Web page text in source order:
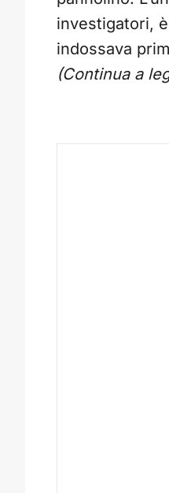
investigatori,
indossava
(Continua a